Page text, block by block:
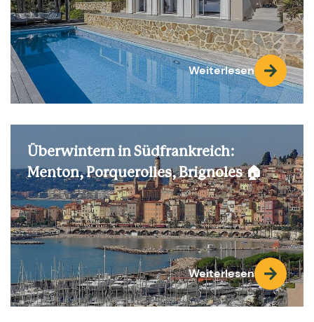
Weiterlesen
Überwintern in Südfrankreich:
Menton, Porquerolles, Brignoles 🏠
Weiterlesen